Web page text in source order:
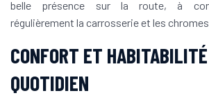
belle présence sur la route, à
régulièrement la carrosserie et les chromes.
CONFORT ET
QUOTIDIEN